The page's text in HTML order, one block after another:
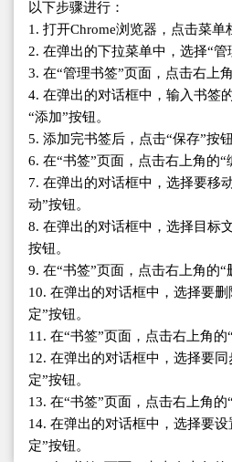
以下步骤进行：
1. 打开Chrome浏览器，点击菜单
2. 在弹出的下拉菜单中，选择“管
3. 在“管理书签”页面，点击右上
4. 在弹出的对话框中，输入书签
“添加”按钮。
5. 添加完书签后，点击“保存”按钮
6. 在“书签”页面，点击右上角的“
7. 在弹出的对话框中，选择要移
动”按钮。
8. 在弹出的对话框中，选择目标
按钮。
9. 在“书签”页面，点击右上角的“
10. 在弹出的对话框中，选择要
定”按钮。
11. 在“书签”页面，点击右上角的
12. 在弹出的对话框中，选择要
定”按钮。
13. 在“书签”页面，点击右上角的
14. 在弹出的对话框中，选择要
定”按钮。